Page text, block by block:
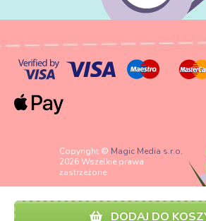
DODAJ DO
Copyright © Magic Media s.r.o.
2026 Wszelkie prawa
zastrzeżone